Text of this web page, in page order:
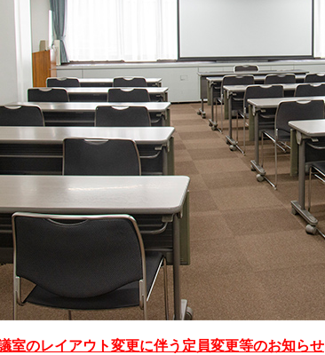
室のレイアウト変更に伴う定員変更等のお知らせ